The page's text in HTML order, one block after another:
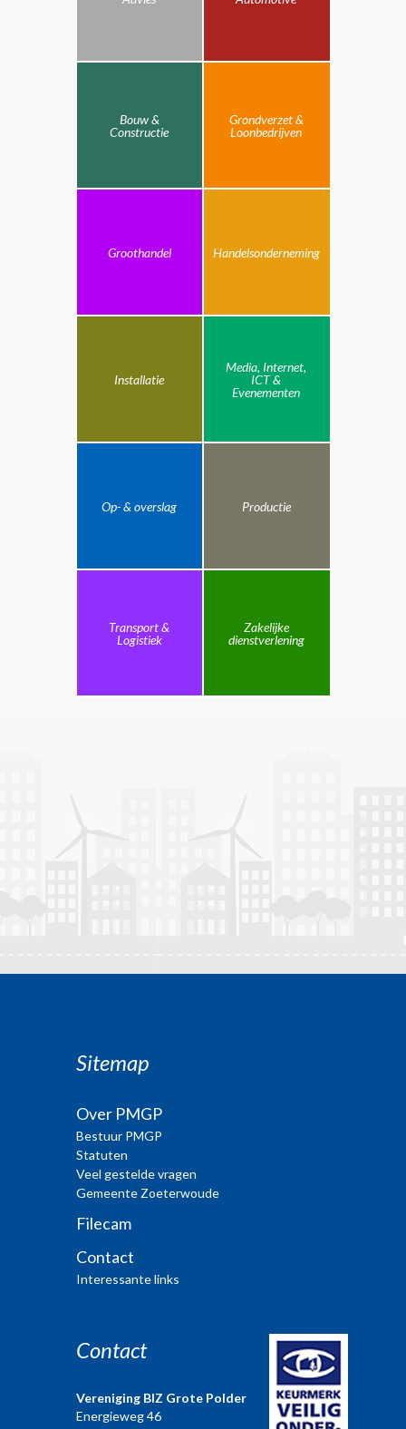
Bouw &
Constructie
Grondverzet &
Loonbedrijven
Groothandel Handelsonderneming
Installatie
Media, Internet,
ICT &
Evenementen
Op- & overslag Productie
Transport &
Logistiek
Zakelijke
dienstverlening
Sitemap
Over PMGP
Bestuur PMGP
Statuten
Veel gestelde vragen
Gemeente Zoeterwoude
Filecam
Contact
Interessante links
Contact
Vereniging BIZ Grote Polder
Energieweg 46